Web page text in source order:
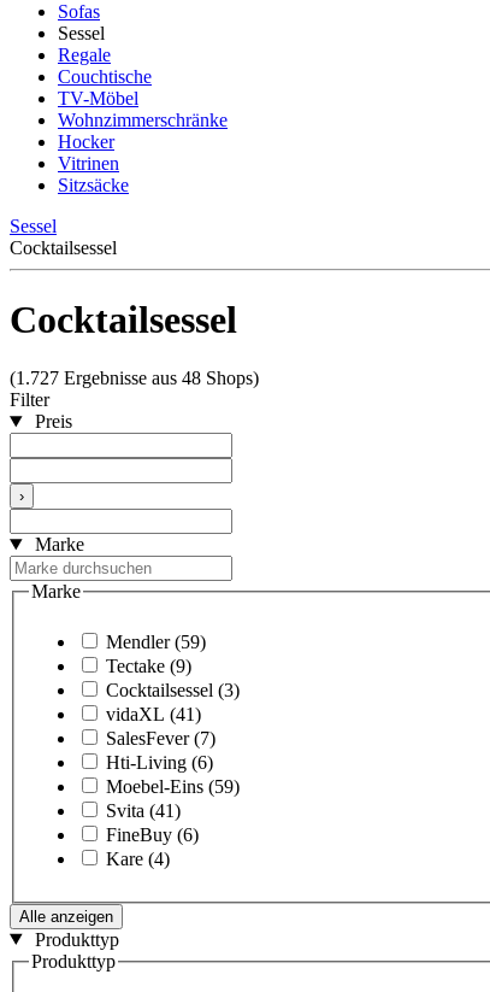
Sofas
Sessel
Regale
Couchtische
TV-Möbel
Wohnzimmerschränke
Hocker
Vitrinen
Sitzsäcke
Sessel
Cocktailsessel
Cocktailsessel
(1.727 Ergebnisse aus 48 Shops)
Filter
Preis
›
Marke
Marke
Mendler (59)
Tectake (9)
Cocktailsessel (3)
vidaXL (41)
SalesFever (7)
Hti-Living (6)
Moebel-Eins (59)
Svita (41)
FineBuy (6)
Kare (4)
Alle anzeigen
Produkttyp
Produkttyp